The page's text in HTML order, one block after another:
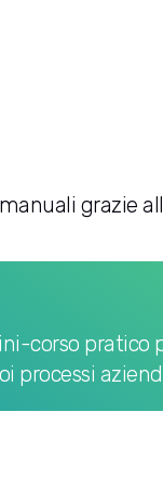
grazie
corso pratico
processi